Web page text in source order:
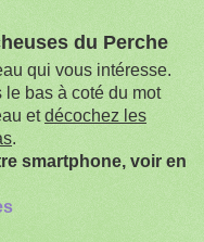
du Perche
qui vous intéresse.
bas à coté du mot
etdécochez les
.
smartphone, voir en